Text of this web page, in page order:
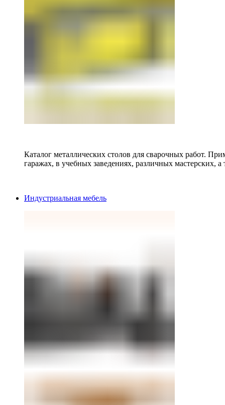
Каталог металлических столов для сварочных работ.
гаражах, в учебных заведениях, различных мастерских, а
Индустриальная мебель